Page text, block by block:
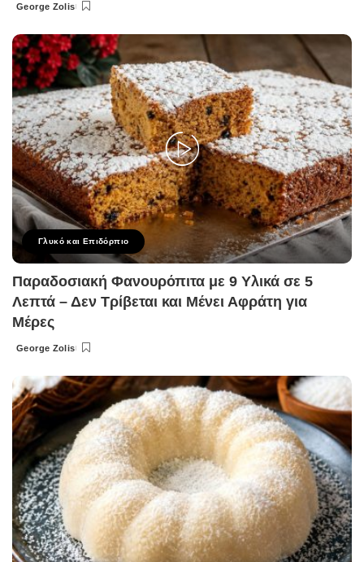
Posted
George Zolis
Γλυκό και Επιδόρπιο
Παραδοσιακή Φανουρόπιτα με 9 Υλικά σε 5
Λεπτά – Δεν Τρίβεται και Μένει Αφράτη για
Μέρες
Posted
George Zolis